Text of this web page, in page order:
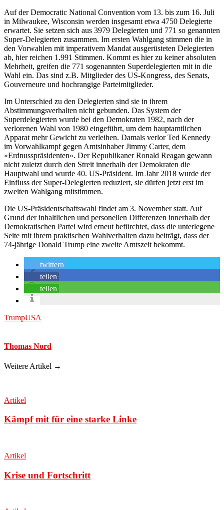
Auf der Democratic National Convention vom 13. bis zum 16. Juli
in Milwaukee, Wisconsin werden insgesamt etwa 4750 Delegierte
erwartet. Sie setzen sich aus 3979 Delegierten und 771 so genannten
Super-Delegierten zusammen. Im ersten Wahlgang stimmen die in
den Vorwahlen mit imperativem Mandat ausgerüsteten Delegierten
ab, hier reichen 1.991 Stimmen. Kommt es hier zu keiner absoluten
Mehrheit, greifen die 771 sogenannten Superdelegierten mit in die
Wahl ein. Das sind z.B. Mitglieder des US-Kongress, des Senats,
Gouverneure und hochrangige Parteimitglieder.
Im Unterschied zu den Delegierten sind sie in ihrem
Abstimmungsverhalten nicht gebunden. Das System der
Superdelegierten wurde bei den Demokraten 1982, nach der
verlorenen Wahl von 1980 eingeführt, um dem hauptamtlichen
Apparat mehr Gewicht zu verleihen. Damals verlor Ted Kennedy
im Vorwahlkampf gegen Amtsinhaber Jimmy Carter, dem
»Erdnusspräsidenten«. Der Republikaner Ronald Reagan gewann
nicht zuletzt durch den Streit innerhalb der Demokraten die
Hauptwahl und wurde 40. US-Präsident. Im Jahr 2018 wurde der
Einfluss der Super-Delegierten reduziert, sie dürfen jetzt erst im
zweiten Wahlgang mitstimmen.
Die US-Präsidentschaftswahl findet am 3. November statt. Auf
Grund der inhaltlichen und personellen Differenzen innerhalb der
Demokratischen Partei wird erneut befürchtet, dass die unterlegene
Seite mit ihrem praktischen Wahlverhalten dazu beiträgt, dass der
74-jährige Donald Trump eine zweite Amtszeit bekommt.
twittern
teilen
teilen
TrumpUSA
Thomas Nord
Weitere Artikel →
Artikel
Kämpf mit für eine starke Linke
Artikel
Krise und Fortschritt